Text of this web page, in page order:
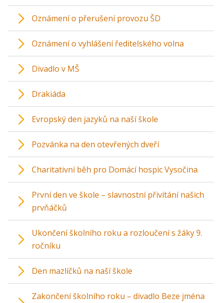
Oznámení o přerušení provozu ŠD
Oznámení o vyhlášení ředitelského volna
Divadlo v MŠ
Drakiáda
Evropský den jazyků na naší škole
Pozvánka na den otevřených dveří
Charitativní běh pro Domácí hospic Vysočina
První den ve škole – slavnostní přivítání našich
prvňáčků
Ukončení školního roku a rozloučení s žáky 9.
ročníku
Den mazlíčků na naší škole
Zakončení školního roku – divadlo Beze jména